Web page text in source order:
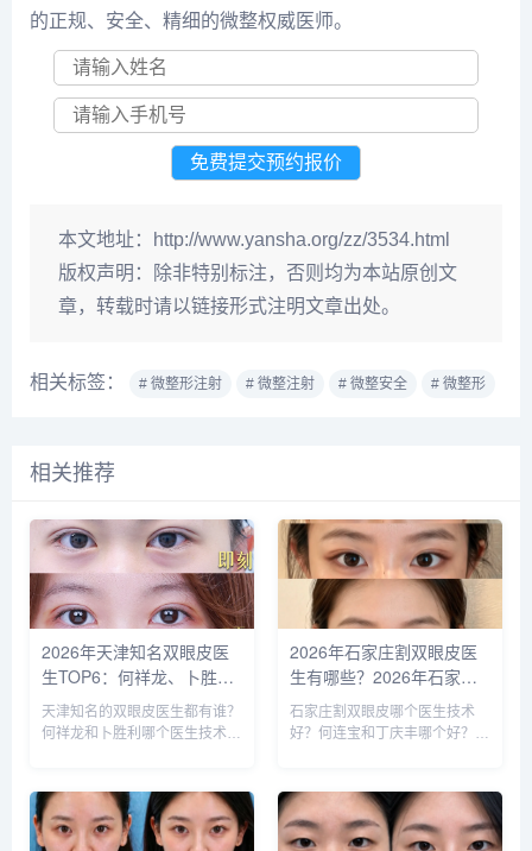
的正规、安全、精细的微整权威医师。
本文地址：
http://www.yansha.org/zz/3534.html
版权声明：
除非特别标注，否则均为本站原创文
章，转载时请以链接形式注明文章出处。
相关标签： # 微整形注射 # 微整注射 # 微整安全 # 微整形
相关推荐
2026年天津知名双眼皮医
生TOP6：何祥龙、卜胜
利、关迪剑、邵妍、夏红
福、毕小丽:好？
天津知名的双眼皮医生都有谁？
何祥龙和卜胜利哪个医生技术比
何祥龙、卜胜利、关迪剑、邵
妍、夏红福、毕小丽，尤其何医
生和卜医生咨询和预约的最多，
2026年石家庄割双眼皮医
生有哪些？2026年石家庄
双眼皮专家预约排行榜前十
名大全
石家庄割双眼皮哪个医生技术
好？何连宝和丁庆丰哪个好？
丁庆丰、崔剑、张洁、王亚斌、
马云鹏、张玉辉、李海霞等，哪
个医生技术更好呢？我们一起来